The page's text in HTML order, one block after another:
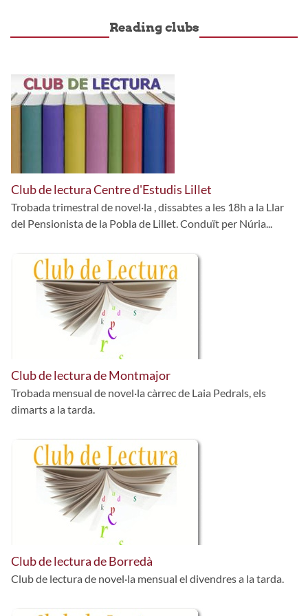
Reading clubs
Club de lectura Centre d'Estudis Lillet
Trobada trimestral de novel·la , dissabtes a les 18h a la Llar
del Pensionista de la Pobla de Lillet. Conduït per Núria...
Club de lectura de Montmajor
Trobada mensual de novel·la càrrec de Laia Pedrals, els
dimarts a la tarda.
Club de lectura de Borredà
Club de lectura de novel·la mensual el divendres a la tarda.